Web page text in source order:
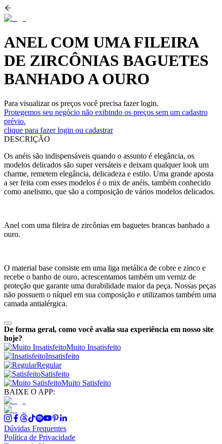
ANEL COM UMA FILEIRA
DE ZIRCÔNIAS BAGUETES
BANHADO A OURO
Para visualizar os preços você precisa fazer login.
Protegemos seu negócio não exibindo os preços sem um cadastro
prévio.
clique para fazer login ou cadastrar
DESCRIÇÃO
Os anéis são indispensáveis quando o assunto é elegância, os
modelos delicados são super versáteis e deixam qualquer look um
charme, remetem elegância, delicadeza e estilo. Uma grande aposta
a ser feita com esses modelos é o mix de anéis, também conhecido
como anelismo, que são a composição de vários modelos delicados.
Anel com uma fileira de zircônias em baguetes brancas banhado a
ouro.
O material base consiste em uma liga metálica de cobre e zinco e
recebe o banho de ouro, acrescentamos também um verniz de
proteção que garante uma durabilidade maior da peça. Nossas peças
não possuem o níquel em sua composição e utilizamos também uma
camada antialérgica.
De forma geral, como você avalia sua experiência em nosso site
hoje?
Muito Insatisfeito
Insatisfeito
Regular
Satisfeito
Muito Satisfeito
BAIXE O APP:
Dúvidas Frequentes
Política de Privacidade